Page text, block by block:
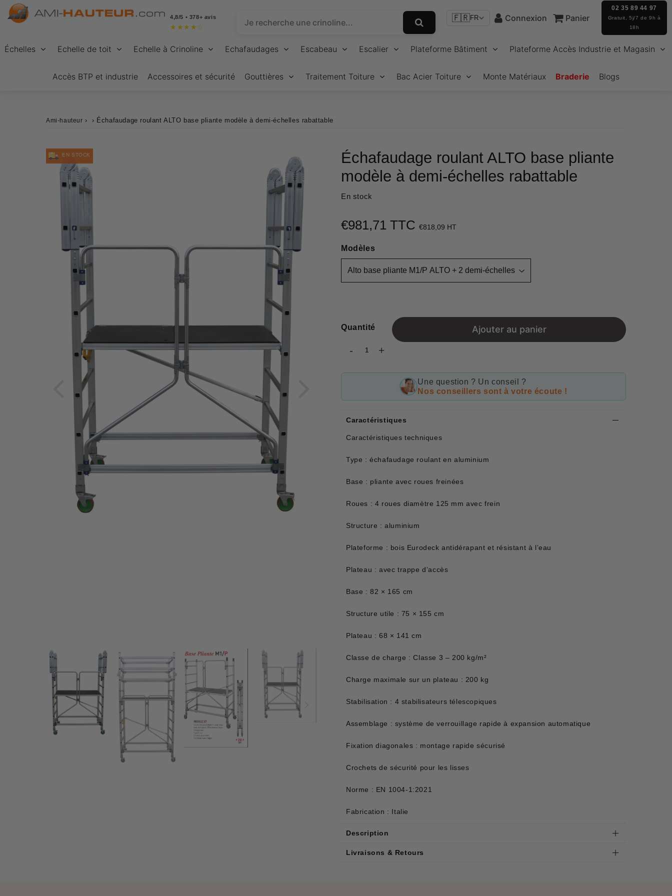
4,8/5 • 378+ avis
★ ★ ★ ★ ☆
🇫🇷FR Connexion Panier
02 35 89 44 97
Gratuit, 5j/7 de 9h à
18h
Échelles Echelle de toit Echelle à Crinoline Echafaudages Escabeau Escalier Plateforme Bâtiment Plateforme Accès Industrie et Magasin
Accès BTP et industrie Accessoires et sécurité Gouttières Traitement Toiture Bac Acier Toiture Monte Matériaux Braderie Blogs
Ami-hauteur › › Échafaudage roulant ALTO base pliante modèle à demi-échelles rabattable
EN STOCK
Échafaudage roulant ALTO base pliante
modèle à demi-échelles rabattable
En stock
€981,71 TTC €818,09 HT
Modèles
Quantité
- +
Ajouter au panier
Une question ? Un conseil ?
Nos conseillers sont à votre écoute !
Caractéristiques
Caractéristiques techniques
Type : échafaudage roulant en aluminium
Base : pliante avec roues freinées
Roues : 4 roues diamètre 125 mm avec frein
Structure : aluminium
Plateforme : bois Eurodeck antidérapant et résistant à l’eau
Plateau : avec trappe d’accès
Base : 82 × 165 cm
Structure utile : 75 × 155 cm
Plateau : 68 × 141 cm
Classe de charge : Classe 3 – 200 kg/m²
Charge maximale sur un plateau : 200 kg
Stabilisation : 4 stabilisateurs télescopiques
Assemblage : système de verrouillage rapide à expansion automatique
Fixation diagonales : montage rapide sécurisé
Crochets de sécurité pour les lisses
Norme : EN 1004-1:2021
Fabrication : Italie
Description
Livraisons & Retours